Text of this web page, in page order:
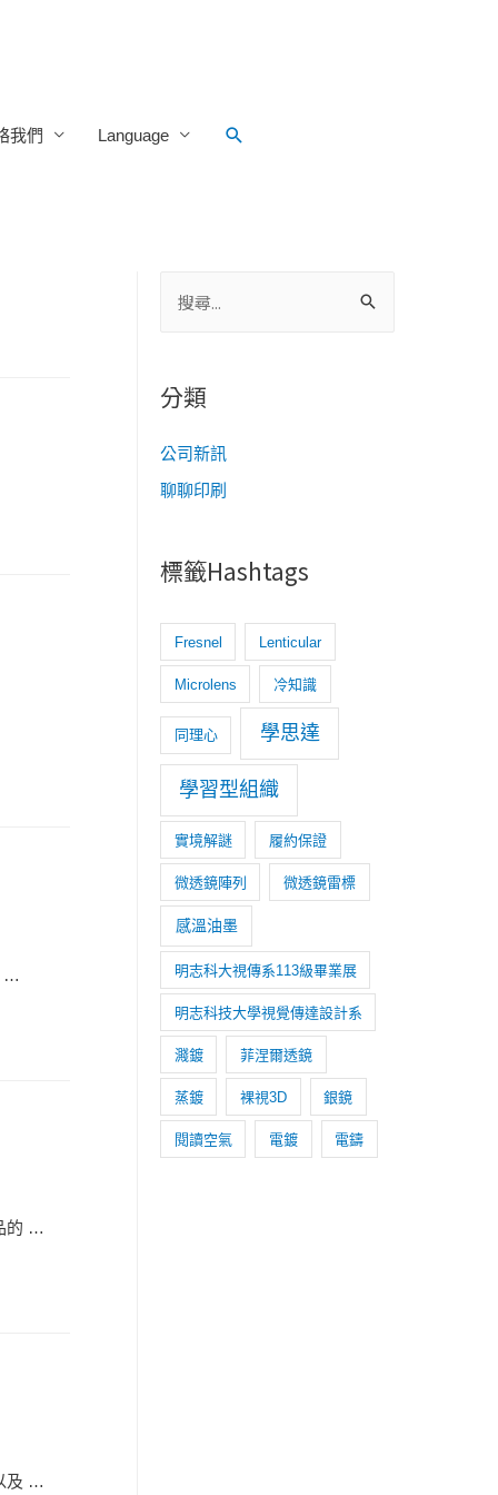
我們 Language Search
…
的 …
及 …
鍵
:
分類
公司新訊
聊聊印刷
標籤Hashtags
Fresnel Lenticular
Microlens 冷知識
同理心 學思達
學習型組織
實境解謎 履約保證
微透鏡陣列 微透鏡雷標
感溫油墨
明志科大視傳系113級畢業展
明志科技大學視覺傳達設計系
濺鍍 菲涅爾透鏡
蒸鍍 裸視3D 銀鏡
閱讀空氣 電鍍 電鑄